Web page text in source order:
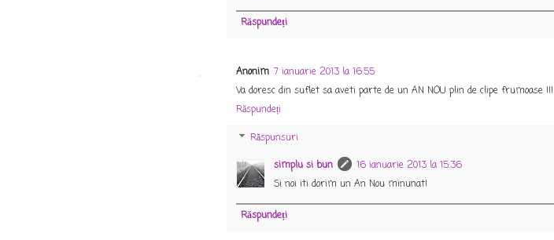
Răspundeți
Anonim 7 ianuarie 2013 la 16:55
Va doresc din suflet sa aveti parte de un AN NOU plin de clipe frumoase !!!
Răspundeți
Răspunsuri
simplu si bun
16 ianuarie 2013 la 15:36
Si noi iti dorim un An Nou minunat!
Răspundeți